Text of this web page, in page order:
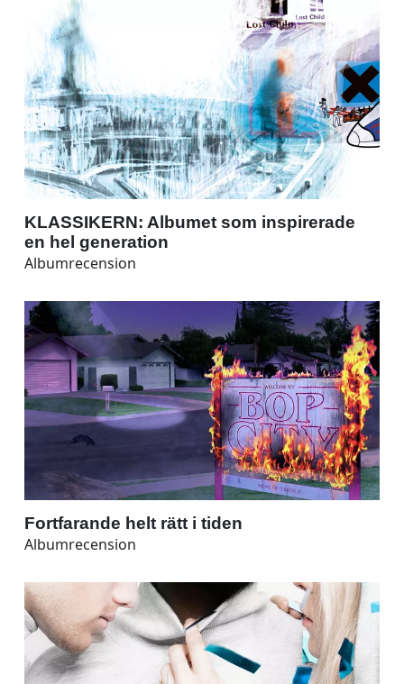
KLASSIKERN: Albumet som inspirerade
en hel generation
Albumrecension
Fortfarande helt rätt i tiden
Albumrecension